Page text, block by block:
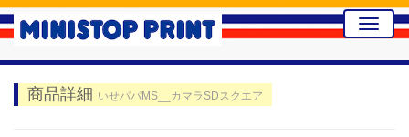
Toggle
商品詳細 いせパパMS__カマラSDスクエア